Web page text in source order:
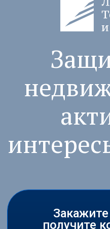
активы и
интересы
+7
Я согласен сполитикой
пользовательским соглашением
Закажите
получите